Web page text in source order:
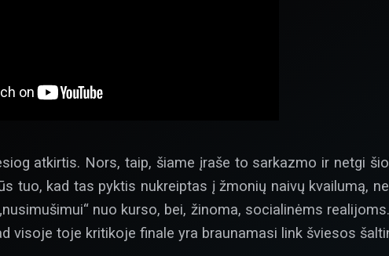
atkirtis. Nors, taip, šiame įraše to sarkazmo ir netgi
tuo, kad tas pyktis nukreiptas į žmonių naivų kvailumą,
nuo kurso, bei, žinoma, socialinėms realijoms.
visoje toje kritikoje finale yra braunamasi link šviesos